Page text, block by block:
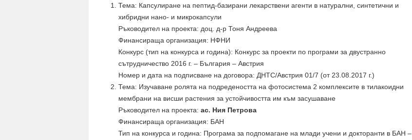
Тема: Капсулиране на пептид-базирани лекарствени агенти в натурални, синтетични и
хибридни нано- и микрокапсули
Ръководител на проекта: доц. д-р Тоня Андреева
Финансираща организация: НФНИ
Конкурс (тип на конкурса и година): Конкурс за проекти по програми за двустранно
сътрудничество 2016 г. – България – Австрия
Номер и дата на подписване на договора: ДНТС/Австрия 01/7 (от 23.08.2017 г.)
Тема: Изучаване ролята на подредеността на фотосистема 2 комплексите в тилакоидни
мембрани на висши растения за устойчивостта им към засушаване
Ръководител на проекта: ас. Ния Петрова
Финансираща организация: БАН
Тип на конкурса и година: Програма за подпомагане на млади учени и докторанти в БАН –